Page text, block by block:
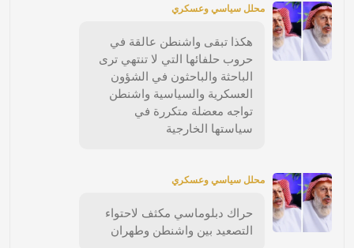
محلل سياسي وعسكري
هكذا تبقى واشنطن عالقة في
حروب حلفائها التي لا تنتهي ترى
الباحثة والباحثون في الشؤون
العسكرية والسياسية واشنطن
تواجه معضلة متكررة في
سياستها الخارجية
محلل سياسي وعسكري
حراك دبلوماسي مكثف لاحتواء
التصعيد بين واشنطن وطهران